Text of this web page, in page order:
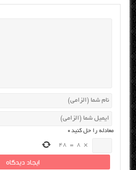
معادله را حل کنید*
×
8
=
48